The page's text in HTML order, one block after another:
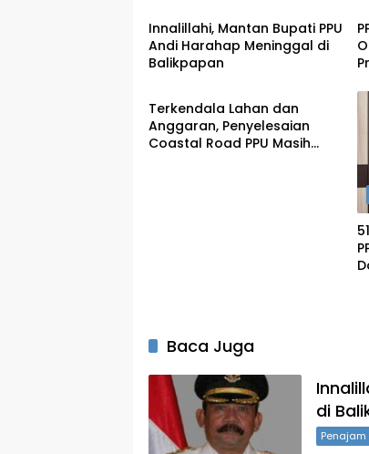
Innalillahi, Mantan Bupati PPU
Andi Harahap Meninggal di
Balikpapan
Penajam
Terkendala Lahan dan
Anggaran, Penyelesaian
Coastal Road PPU Masih
Baca Juga
di
Penajam